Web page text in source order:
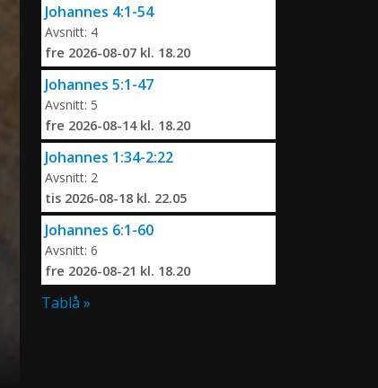
Johannes 4:1-54
Avsnitt: 4
fre 2026-08-07 kl. 18.20
Johannes 5:1-47
Avsnitt: 5
fre 2026-08-14 kl. 18.20
Johannes 1:34-2:22
Avsnitt: 2
tis 2026-08-18 kl. 22.05
Johannes 6:1-60
Avsnitt: 6
fre 2026-08-21 kl. 18.20
Tablå »